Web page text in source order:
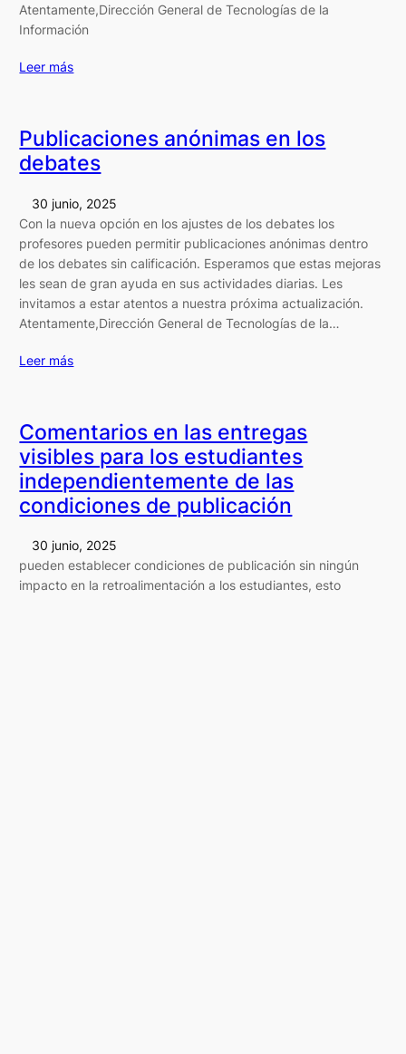
Atentamente,Dirección General de Tecnologías de la
Información
Leer más
Publicaciones anónimas en los
debates
30 junio, 2025
Con la nueva opción en los ajustes de los debates los
profesores pueden permitir publicaciones anónimas dentro
de los debates sin calificación. Esperamos que estas mejoras
les sean de gran ayuda en sus actividades diarias. Les
invitamos a estar atentos a nuestra próxima actualización.
Atentamente,Dirección General de Tecnologías de la…
Leer más
Comentarios en las entregas
visibles para los estudiantes
independientemente de las
condiciones de publicación
30 junio, 2025
pueden establecer condiciones de publicación sin ningún
impacto en la retroalimentación a los estudiantes, esto